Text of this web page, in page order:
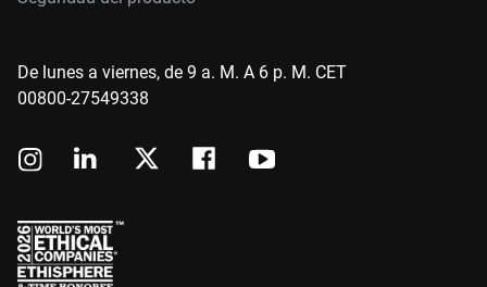
De lunes a viernes, de 9 a. M. A 6 p. M. CET
00800-27549338